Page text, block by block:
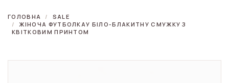
ГОЛОВНА
SALE
ЖІНОЧА ФУТБОЛКАУ БІЛО-БЛАКИТНУ СМУЖКУ З
КВІТКОВИМ ПРИНТОМ